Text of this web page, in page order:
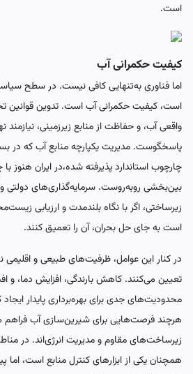
است.
کیفیت حکمرانی آب
اما فناوری به‌تنهایی کافی نیست. در سطح
است، کیفیت حکمرانی آب است. تدوین قوانین
واقعی آب، و حفاظت از منابع زیرزمینی،
پاسخگوست. مدیریت یکپارچه منابع آب که در
چارچوب استاندارد پذیرفته شده،در ایران هنوز
بین‌بخشی روبه‌روست. سرمایه‌گذاری‌های
زیرساختی، اگر با نگاه بلندمدت و ارزیابی
است به جای حل بحران، آن را تعمیق کنند.
در کنار این عوامل، ظرفیت‌های طبیعی و اقلیمی
تعیین می‌کنند. کاهش بارندگی، افزایش دما، و
محدودیت‌های جدی برای بهره‌برداری پایدار
هرچند فرصت‌هایی برای شیرین‌سازی آب فراهم
زیرساخت‌های مقاوم و مدیریت انرژی‌اند. در
همچنان یکی از ابزارهای کنترل منابع است،